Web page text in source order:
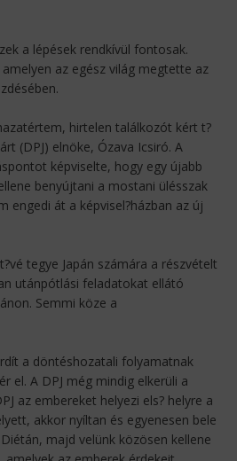
a lépések rendkívül fontosak.
az egész világ megtette az
hirtelen találkozót kért t?
(DPJ) elnöke, Ózava Icsiró. A
képviselte, hogy egy újabb
benyújtani a mostani ülésszak
engedi át a képvisel?házban az új
tegye Japán számára a részvételt
utánpótlási feladatokat ellátó
Semmi köze a
a döntéshozatali folyamatnak
el. A DPJ még mindig elkerüli a
az embereket helyezi els? helyre a
akkor nyíltan és egyenesen bele
majd velünk közösen kellene